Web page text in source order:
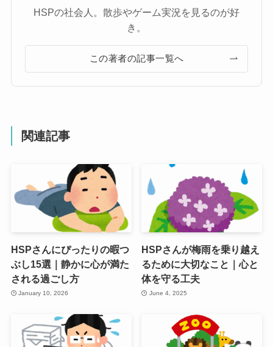
HSPの社会人。散歩やゲーム実況を見るのが好
き。
この著者の記事一覧へ
関連記事
HSPさんにぴったりの暇つ
ぶし15選｜静かに心が満た
される過ごし方
January 10, 2026
HSPさんが梅雨を乗り越え
るために大切なこと｜心と
体を守る工夫
June 4, 2025